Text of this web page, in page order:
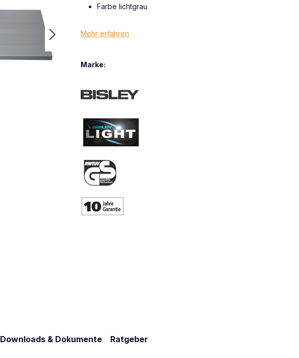
Farbe lichtgrau
Mehr erfahren
Marke:
Downloads & Dokumente Ratgeber